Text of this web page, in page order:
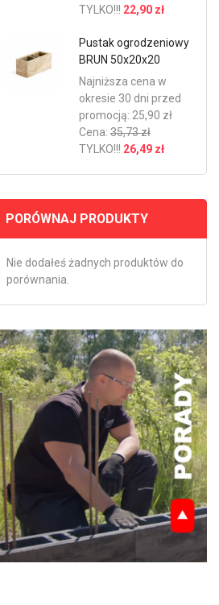
TYLKO!!! 22,90 zł
Pustak ogrodzeniowy
BRUN 50x20x20
Najniższa cena w
okresie 30 dni przed
promocją: 25,90 zł
Cena: 35,73 zł
TYLKO!!! 26,49 zł
PORÓWNAJ PRODUKTY
Nie dodałeś żadnych produktów do
porównania.